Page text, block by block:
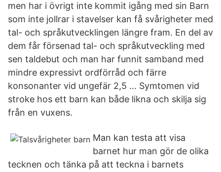
men har i övrigt inte kommit igång med sin Barn
som inte jollrar i stavelser kan få svårigheter med
tal- och språkutvecklingen längre fram. En del av
dem får försenad tal- och språkutveckling med
sen taldebut och man har funnit samband med
mindre expressivt ordförråd och färre
konsonanter vid ungefär 2,5 … Symtomen vid
stroke hos ett barn kan både likna och skilja sig
från en vuxens.
Man kan testa att visa
barnet hur man gör de olika
tecknen och tänka på att teckna i barnets